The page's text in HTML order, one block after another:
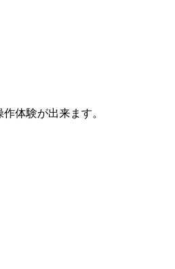
体験が出来ます。